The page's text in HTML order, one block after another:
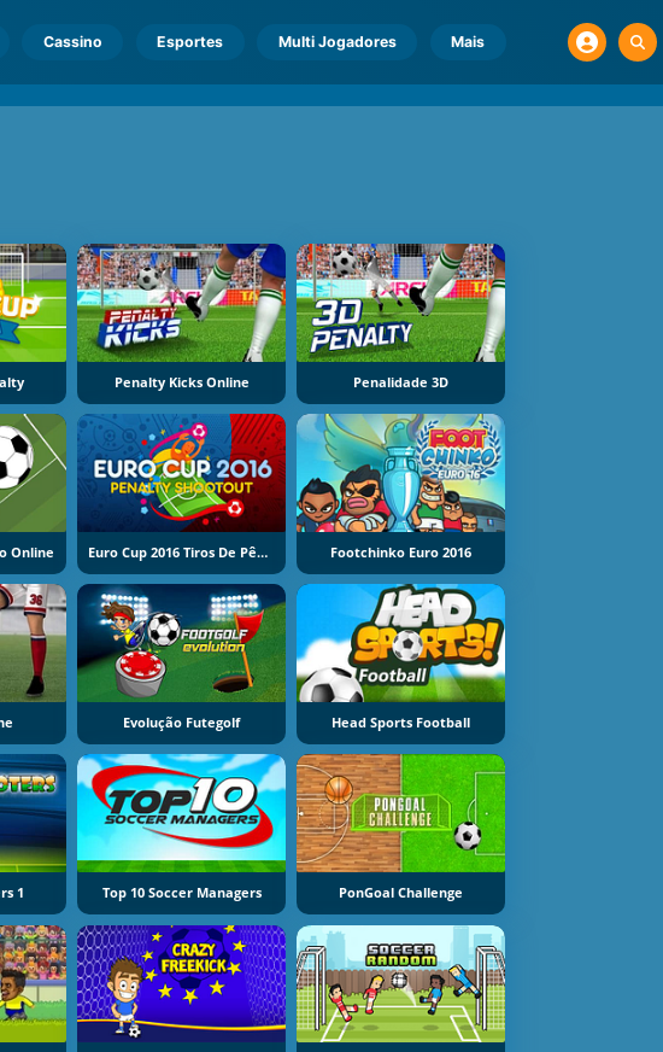
Cassino Esportes Multi Jogadores Mais
Penalty Kicks Online Penalidade 3D
Online Euro Cup 2016 Tiros De Pênalti Footchinko Euro 2016
Evolução Futegolf Head Sports Football
1 Top 10 Soccer Managers PonGoal Challenge